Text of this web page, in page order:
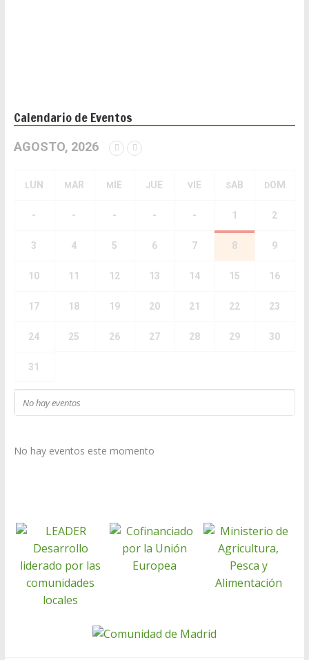
Calendario de Eventos
AGOSTO, 2026
LUN MAR MIE JUE VIE SAB DOM
- - - - - 1 2
3 4 5 6 7 8 9
10 11 12 13 14 15 16
17 18 19 20 21 22 23
24 25 26 27 28 29 30
31
No hay eventos
No hay eventos este momento